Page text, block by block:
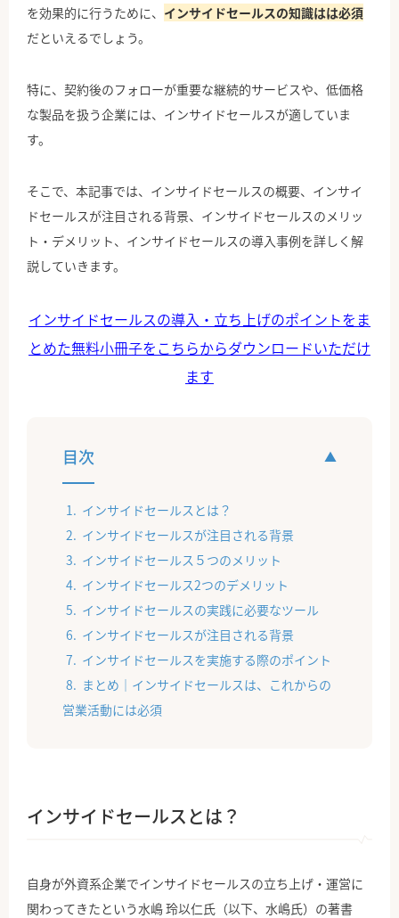
を効果的に行うために、 インサイドセールスの知識はは必須
だといえるでしょう。
特に、契約後のフォローが重要な継続的サービスや、低価格
な製品を扱う企業には、インサイドセールスが適していま
す。
そこで、本記事では、インサイドセールスの概要、インサイ
ドセールスが注目される背景、インサイドセールスのメリッ
ト・デメリット、インサイドセールスの導入事例を詳しく解
説していきます。
インサイドセールスの導入・立ち上げのポイントをま
とめた無料小冊子をこちらからダウンロードいただけ
ます
目次
インサイドセールスとは？
インサイドセールスが注目される背景
インサイドセールス５つのメリット
インサイドセールス2つのデメリット
インサイドセールスの実践に必要なツール
インサイドセールスが注目される背景
インサイドセールスを実施する際のポイント
まとめ｜インサイドセールスは、これからの
営業活動には必須
インサイドセールスとは？
自身が外資系企業でインサイドセールスの立ち上げ・運営に
関わってきたという水嶋 玲以仁氏（以下、水嶋氏）の著書